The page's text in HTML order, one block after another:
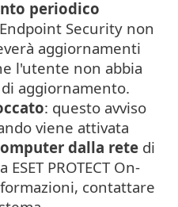
periodico
Endpoint Security non
aggiornamenti
l'utente non abbia
aggiornamento.
: questo avviso
viene attivata
dalla rete di
PROTECT On-
contattare